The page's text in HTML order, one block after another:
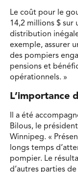
Le coût pour le
14,2 millions $ sur
distribution
exemple, assurer
des pompiers
pensions et
opérationnels. »
L’importance
Il a été
Bilous, le
Winnipeg. «
longs temps
pompier. Le
d’autres parties